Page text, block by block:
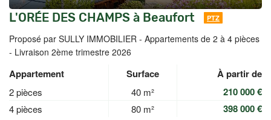
L'ORÉE DES CHAMPS à Beaufort PTZ
Proposé par SULLY IMMOBILIER - Appartements de 2 à 4 pièces
- Livraison 2ème trimestre 2026
Appartement Surface À partir de
2 pièces 40 m² 210 000 €
4 pièces 80 m²
398 000 €